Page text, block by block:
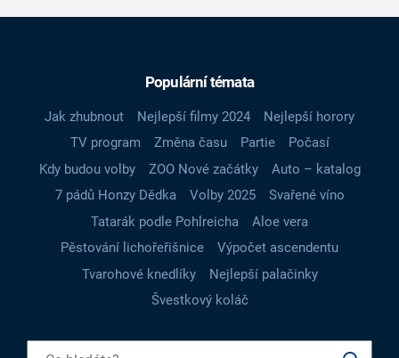
Populární témata
Jak zhubnout Nejlepší filmy 2024
Nejlepší horory
TV program
Změna času Partie
Počasí
Kdy budou volby
ZOO Nové začátky
Auto – katalog
7 pádů Honzy Dědka
Volby 2025
Svařené víno
Tatarák podle Pohlreicha
Aloe vera
Pěstování lichořeřišnice
Výpočet ascendentu
Tvarohové knedlíky
Nejlepší palačinky
Švestkový koláč